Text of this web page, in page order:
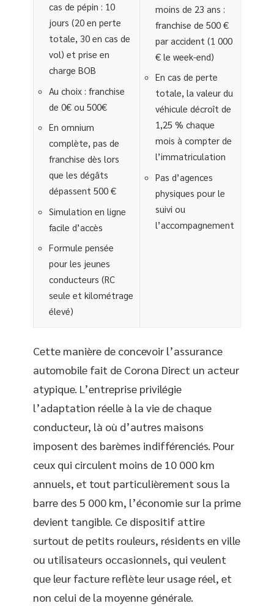
cas de pépin : 10
jours (20 en perte
totale, 30 en cas de
vol) et prise en
charge BOB
Au choix : franchise
de 0€ ou 500€
En omnium
complète, pas de
franchise dès lors
que les dégâts
dépassent 500 €
Simulation en ligne
facile d’accès
Formule pensée
pour les jeunes
conducteurs (RC
seule et kilométrage
élevé)
moins de 23 ans :
franchise de 500 €
par accident (1 000
€ le week-end)
En cas de perte
totale, la valeur du
véhicule décroît de
1,25 % chaque
mois à compter de
l’immatriculation
Pas d’agences
physiques pour le
suivi ou
l’accompagnement
Cette manière de concevoir l’assurance
automobile fait de Corona Direct un acteur
atypique. L’entreprise privilégie
l’adaptation réelle à la vie de chaque
conducteur, là où d’autres maisons
imposent des barèmes indifférenciés. Pour
ceux qui circulent moins de 10 000 km
annuels, et tout particulièrement sous la
barre des 5 000 km, l’économie sur la prime
devient tangible. Ce dispositif attire
surtout de petits rouleurs, résidents en ville
ou utilisateurs occasionnels, qui veulent
que leur facture reflète leur usage réel, et
non celui de la moyenne générale.